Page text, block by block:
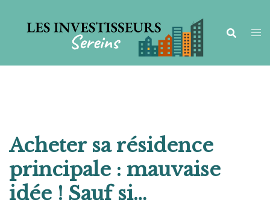
Acheter sa résidence
principale : mauvaise
idée ! Sauf si…